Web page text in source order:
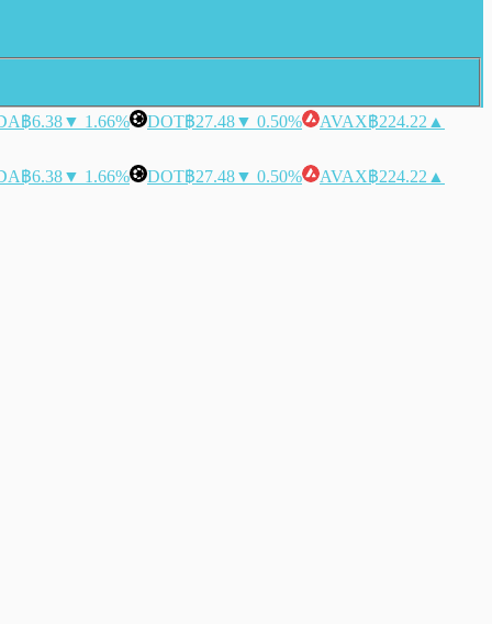
฿6.38▼ 1.66% DOT฿27.48▼ 0.50% AVAX฿224.22 ▲
฿6.38▼ 1.66% DOT฿27.48▼ 0.50% AVAX฿224.22 ▲